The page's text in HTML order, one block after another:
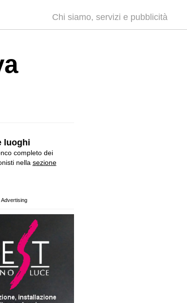
Chi siamo, servizi e pubblicità
luoghi
completo dei
nella sezione
Advertising